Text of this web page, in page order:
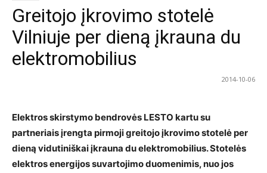
Greitojo įkrovimo stotelė
Vilniuje per dieną įkrauna du
elektromobilius
2014-10-06
Elektros skirstymo bendrovės LESTO kartu su
partneriais įrengta pirmoji greitojo įkrovimo stotelė per
dieną vidutiniškai įkrauna du elektromobilius. Stotelės
elektros energijos suvartojimo duomenimis, nuo jos